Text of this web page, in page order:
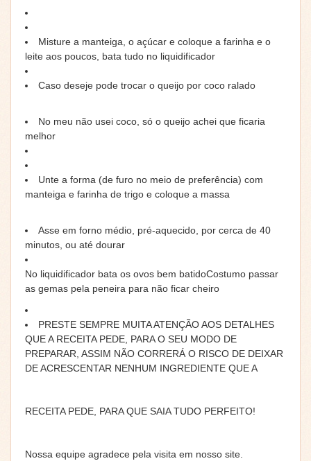
Misture a manteiga, o açúcar e coloque a farinha e o
leite aos poucos, bata tudo no liquidificador
Caso deseje pode trocar o queijo por coco ralado
No meu não usei coco, só o queijo achei que ficaria
melhor
Unte a forma (de furo no meio de preferência) com
manteiga e farinha de trigo e coloque a massa
Asse em forno médio, pré-aquecido, por cerca de 40
minutos, ou até dourar
No liquidificador bata os ovos bem batidoCostumo passar
as gemas pela peneira para não ficar cheiro
PRESTE SEMPRE MUITA ATENÇÃO AOS DETALHES
QUE A RECEITA PEDE, PARA O SEU MODO DE
PREPARAR, ASSIM NÃO CORRERÁ O RISCO DE DEIXAR
DE ACRESCENTAR NENHUM INGREDIENTE QUE A
RECEITA PEDE, PARA QUE SAIA TUDO PERFEITO!
Nossa equipe agradece pela visita em nosso site.